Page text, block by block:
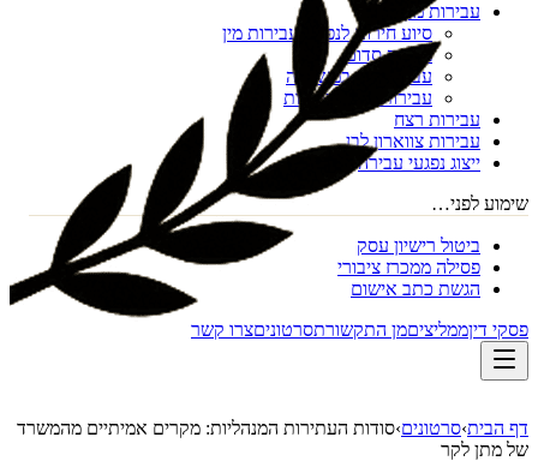
עבירות מין
סיוע חירום לנפגעי עבירות מין
מעשה סדום
עבירות מין במשפחה
עבירות מין דיגיטליות
עבירות רצח
עבירות צווארון לבן
ייצוג נפגעי עבירה
שימוע לפני…
ביטול רישיון עסק
פסילה ממכרז ציבורי
הגשת כתב אישום
פסקי דיןממליציםמן התקשורתסרטוניםצרו קשר
דף הבית›סרטונים›סודות העתירות המנהליות: מקרים אמיתיים מהמשרד
של מתן לקר